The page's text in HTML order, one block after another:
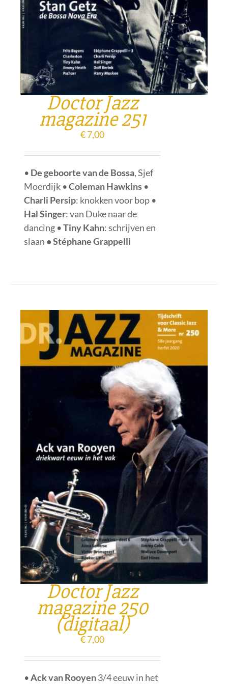
Doctor Jazz
magazine 251
€7,00
• De geboorte van de Bossa, Sjef
Moerdijk •Coleman Hawkins •
Charli Persip: knokken voor bop •
Hal Singer: van Duke naar de
dancing •Tiny Kahn: schrijven en
slaan • Stéphane Grappelli
Doctor Jazz
magazine 250
(digitaal)
€7,00
•Ack van Rooyen3/4 eeuw in het